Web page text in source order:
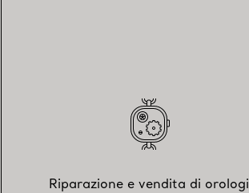
Riparazione e vendita di orologi